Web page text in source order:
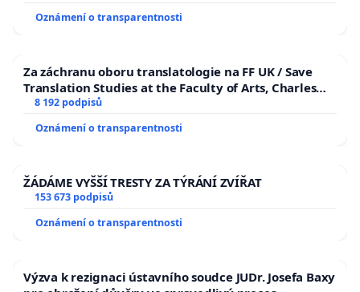
Oznámení o transparentnosti
Za záchranu oboru translatologie na FF UK / Save
Translation Studies at the Faculty of Arts, Charles
University
8 192 podpisů
Oznámení o transparentnosti
ŽÁDÁME VYŠŠÍ TRESTY ZA TÝRÁNÍ ZVÍŘAT
153 673 podpisů
Oznámení o transparentnosti
Výzva k rezignaci ústavního soudce JUDr. Josefa Baxy